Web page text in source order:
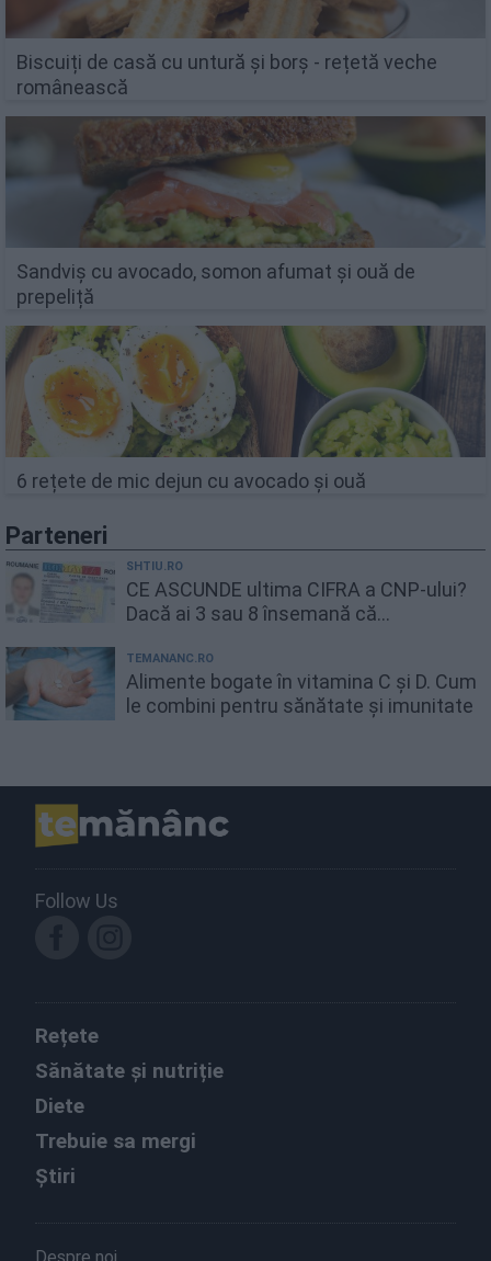
Biscuiți de casă cu untură și borș - rețetă veche
românească
Sandviș cu avocado, somon afumat și ouă de
prepeliță
6 rețete de mic dejun cu avocado și ouă
Parteneri
SHTIU.RO
CE ASCUNDE ultima CIFRA a CNP-ului?
Dacă ai 3 sau 8 însemană că...
TEMANANC.RO
Alimente bogate în vitamina C și D. Cum
le combini pentru sănătate și imunitate
Follow Us
Rețete
Sănătate și nutriție
Diete
Trebuie sa mergi
Știri